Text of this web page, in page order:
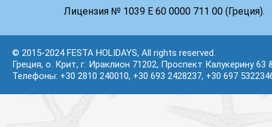
Лицензия № 1039 Е 60 0000 711 00 (Греция).
© 2015-2024 FESTA HOLIDAYS, All rights reserved.
Греция, о. Крит, г. Ираклион 71202, Проспект Калукерину 63
Телефоны: +30 2810 240010, +30 693 2428237, +30 697